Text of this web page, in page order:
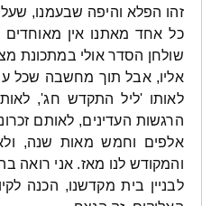
זהו הפלא והיפה שבעמנו,
כל אחד מאתנו אין מאוחדים
שולחן הסדר אולי במתכונת
אליו, אבל תוך מחשבה שכל
לאותו 'ליל התקדש חג',
הרגשות העדינים, לאותם
אלפים וחמש מאות שנה,
והמקודש לנו מאז. אני רואה
לבניין בית מקדשנו, הכנה